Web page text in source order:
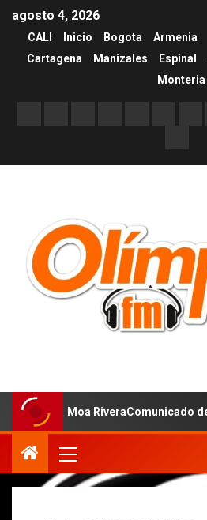
agosto 4, 2026
CALI Inicio Bogota Armenia
Cartagena
Manizales Espinal
Monteria
RiveraComunicado de prensa